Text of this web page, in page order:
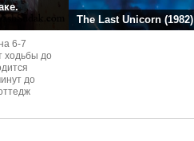
6-7
ходьбы до
до
The Last Unicorn (1982)